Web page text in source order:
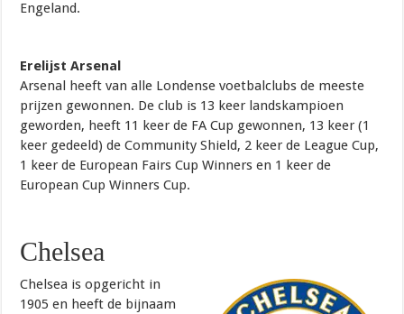
Engeland.
Erelijst Arsenal
Arsenal heeft van alle Londense voetbalclubs de meeste
prijzen gewonnen. De club is 13 keer landskampioen
geworden, heeft 11 keer de FA Cup gewonnen, 13 keer (1
keer gedeeld) de Community Shield, 2 keer de League Cup,
1 keer de European Fairs Cup Winners en 1 keer de
European Cup Winners Cup.
Chelsea
Chelsea is opgericht in
1905 en heeft de bijnaam